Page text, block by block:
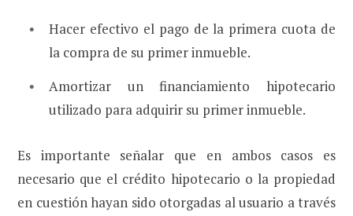
Hacer efectivo el pago de la primera cuota de
la compra de su primer inmueble.
Amortizar un financiamiento hipotecario
utilizado para adquirir su primer inmueble.
Es importante señalar que en ambos casos es
necesario que el crédito hipotecario o la propiedad
en cuestión hayan sido otorgadas al usuario a través